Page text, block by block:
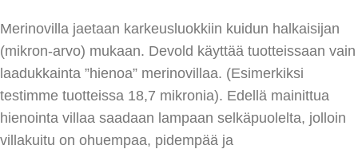
Merinovilla jaetaan karkeusluokkiin kuidun halkaisijan
(mikron-arvo) mukaan. Devold käyttää tuotteissaan vain
laadukkainta ”hienoa” merinovillaa. (Esimerkiksi
testimme tuotteissa 18,7 mikronia). Edellä mainittua
hienointa villaa saadaan lampaan selkäpuolelta, jolloin
villakuitu on ohuempaa, pidempää ja